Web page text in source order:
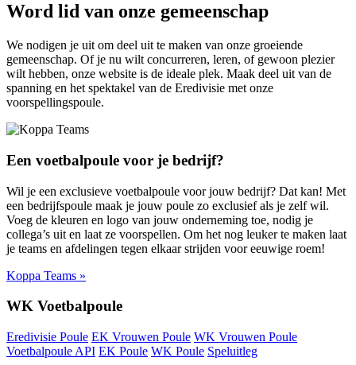
Word lid van onze gemeenschap
We nodigen je uit om deel uit te maken van onze groeiende
gemeenschap. Of je nu wilt concurreren, leren, of gewoon plezier
wilt hebben, onze website is de ideale plek. Maak deel uit van de
spanning en het spektakel van de Eredivisie met onze
voorspellingspoule.
Een voetbalpoule voor je bedrijf?
Wil je een exclusieve voetbalpoule voor jouw bedrijf? Dat kan! Met
een bedrijfspoule maak je jouw poule zo exclusief als je zelf wil.
Voeg de kleuren en logo van jouw onderneming toe, nodig je
collega’s uit en laat ze voorspellen. Om het nog leuker te maken laat
je teams en afdelingen tegen elkaar strijden voor eeuwige roem!
Koppa Teams »
WK Voetbalpoule
Eredivisie Poule EK Vrouwen Poule WK Vrouwen Poule
Voetbalpoule API EK Poule WK Poule Speluitleg